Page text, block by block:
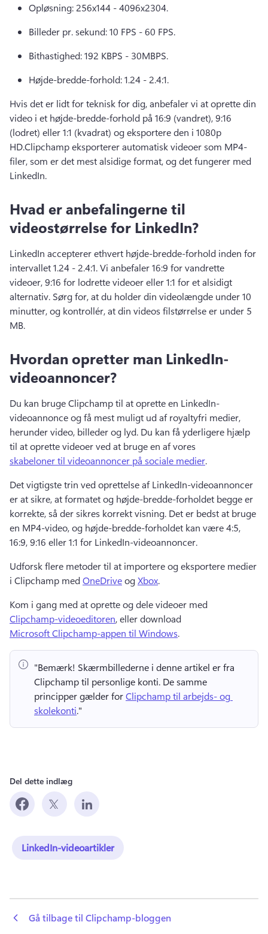
Opløsning: 256x144 - 4096x2304.
Billeder pr. sekund: 10 FPS - 60 FPS.
Bithastighed: 192 KBPS - 30MBPS.
Højde-bredde-forhold: 1.24 - 2.4:1.
Hvis det er lidt for teknisk for dig, anbefaler vi at oprette din
video i et højde-bredde-forhold på 16:9 (vandret), 9:16
(lodret) eller 1:1 (kvadrat) og eksportere den i 1080p
HD.Clipchamp eksporterer automatisk videoer som MP4-
filer, som er det mest alsidige format, og det fungerer med
LinkedIn.
Hvad er anbefalingerne til
videostørrelse for LinkedIn?
LinkedIn accepterer ethvert højde-bredde-forhold inden for
intervallet 1.24 - 2.4:1. Vi anbefaler 16:9 for vandrette
videoer, 9:16 for lodrette videoer eller 1:1 for et alsidigt
alternativ. Sørg for, at du holder din videolængde under 10
minutter, og kontrollér, at din videos filstørrelse er under 5
MB.
Hvordan opretter man LinkedIn-
videoannoncer?
Du kan bruge Clipchamp til at oprette en LinkedIn-
videoannonce og få mest muligt ud af royaltyfri medier,
herunder video, billeder og lyd. Du kan få yderligere hjælp
til at oprette videoer ved at bruge en af vores
skabeloner til videoannoncer på sociale medier.
Det vigtigste trin ved oprettelse af LinkedIn-videoannoncer
er at sikre, at formatet og højde-bredde-forholdet begge er
korrekte, så der sikres korrekt visning. Det er bedst at bruge
en MP4-video, og højde-bredde-forholdet kan være 4:5,
16:9, 9:16 eller 1:1 for LinkedIn-videoannoncer.
Udforsk flere metoder til at importere og eksportere medier
i Clipchamp med OneDrive og Xbox.
Kom i gang med at oprette og dele videoer med
Clipchamp-videoeditoren, eller download
Microsoft Clipchamp-appen til Windows.
"Bemærk! Skærmbillederne i denne artikel er fra
Clipchamp til personlige konti. De samme
principper gælder for Clipchamp til arbejds- og
skolekonti."
Del dette indlæg
LinkedIn-videoartikler
Gå tilbage til Clipchamp-bloggen